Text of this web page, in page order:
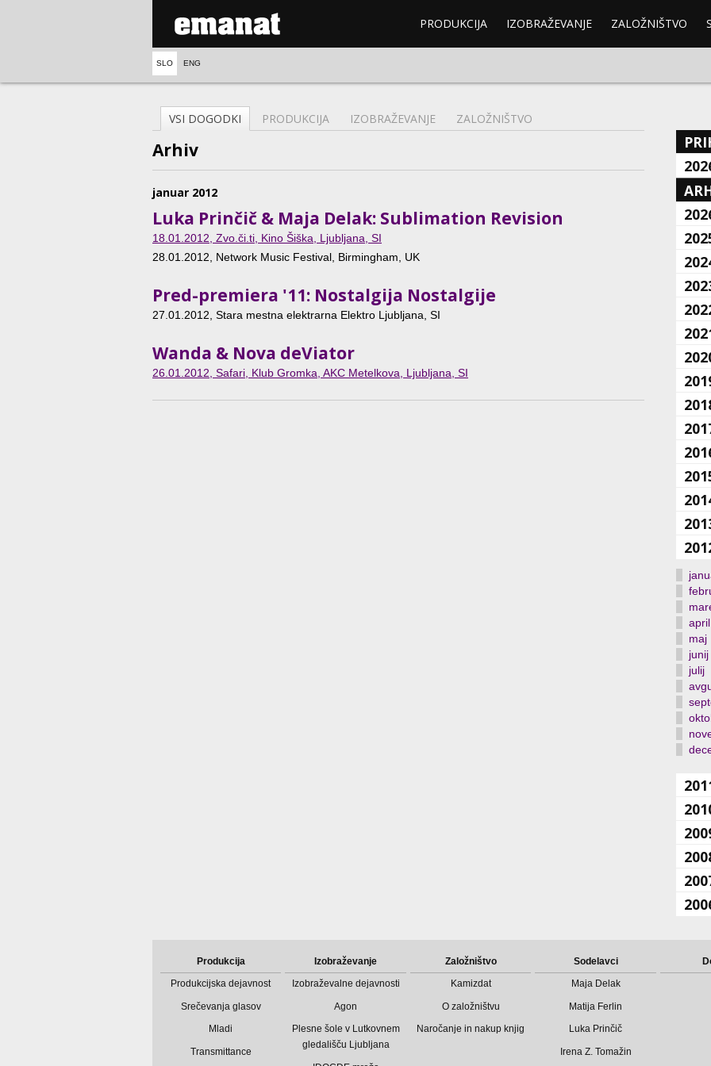
PRODUKCIJA IZOBRAŽEVANJE ZALOŽNIŠTVO
SLO ENG
VSI DOGODKI PRODUKCIJA IZOBRAŽEVANJE ZALOŽNIŠTVO
Arhiv
januar 2012
Luka Prinčič & Maja Delak: Sublimation Revision
18.01.2012, Zvo.či.ti, Kino Šiška, Ljubljana, SI
28.01.2012 , Network Music Festival, Birmingham, UK
Pred-premiera '11: Nostalgija Nostalgije
27.01.2012 , Stara mestna elektrarna Elektro Ljubljana, SI
Wanda & Nova deViator
26.01.2012, Safari, Klub Gromka, AKC Metelkova, Ljubljana, SI
april
maj
junij
julij
Produkcija
Produkcijska dejavnost
Srečevanja glasov
Mladi
Transmittance
Izobraževanje
Izobraževalne dejavnosti
Agon
Plesne šole v Lutkovnem
gledališču Ljubljana
Založništvo
Kamizdat
O založništvu
Naročanje in nakup knjig
Sodelavci
Maja Delak
Matija Ferlin
Luka Prinčič
Irena Z. Tomažin